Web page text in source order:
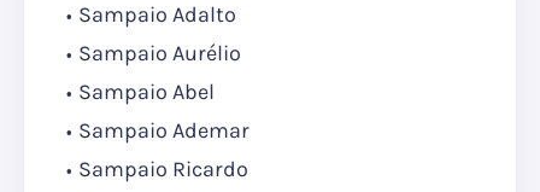
Sampaio Adalto
Sampaio Aurélio
Sampaio Abel
Sampaio Ademar
Sampaio Ricardo